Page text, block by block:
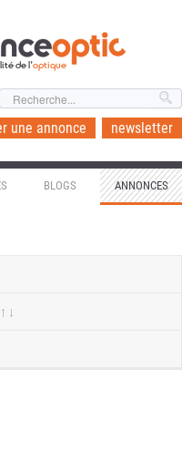
de l'optique
une annonce newsletter
BLOGS ANNONCES